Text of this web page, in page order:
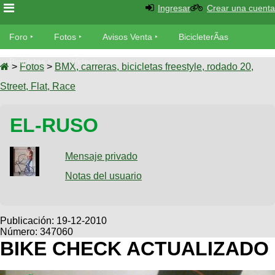
Foro
Foro
TÃ©cnica
Fotos
tu foto
Galeria
XC
Viajes
Descenso
SUBÃ
tu
Buscar
Ultimos
Fotos
BicicleterÃ­
as
Bicicletas
Tandem
Videos
Cicloturismo
Ingresar Crear una cuenta
Foro Fotos Avisos Venta BicicleterÃ­as
Bicicletas Videos
> Fotos > BMX, carreras, bicicletas freestyle, rodado 20,
Street, Flat, Race
EL-RUSO
Mensaje privado
Notas del usuario
Publicación: 19-12-2010
Número: 347060
BIKE CHECK ACTUALIZADO